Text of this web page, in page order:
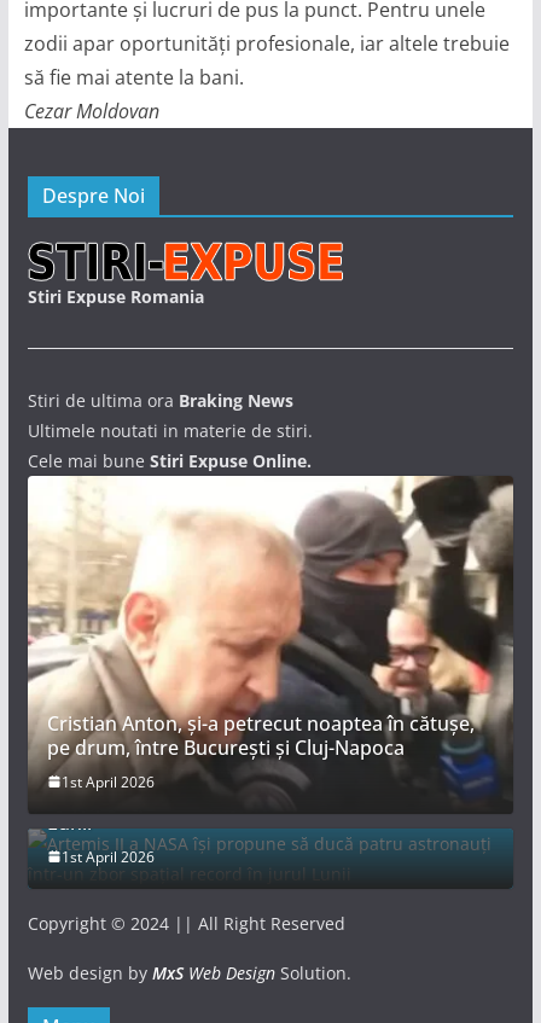
importante și lucruri de pus la punct. Pentru unele
zodii apar oportunități profesionale, iar altele trebuie
să fie mai atente la bani.
Cezar Moldovan
Despre Noi
Stiri Expuse Romania
Stiri de ultima ora Braking News
Ultimele noutati in materie de stiri.
Cele mai bune Stiri Expuse Online.
Cristian Anton, și-a petrecut noaptea în cătușe,
pe drum, între București și Cluj-Napoca
1st April 2026
Artemis II a NASA își propune să ducă patru
astronauți într-un zbor spațial record în jurul
Lunii
1st April 2026
Copyright © 2024 || All Right Reserved
Web design by MxSWeb DesignSolution.